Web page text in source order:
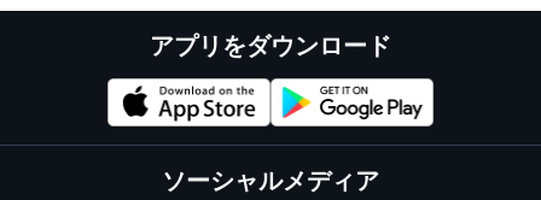
アプリをダウンロード
ソーシャルメディア